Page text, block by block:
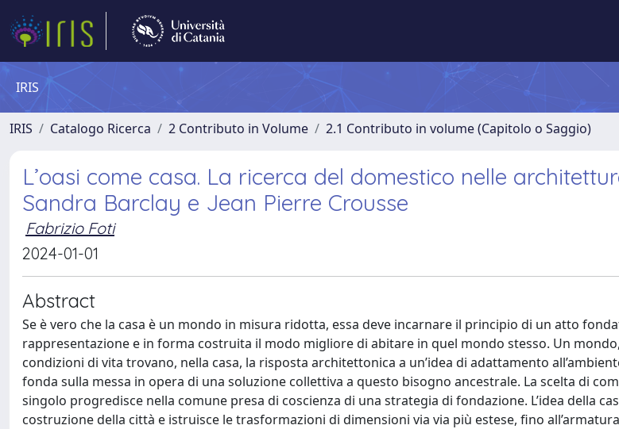
IRIS
IRIS Catalogo Ricerca 2 Contributo in Volume 2.1 Contributo in volume (Capitolo o Saggio)
L’oasi come casa. La ricerca del domestico nelle
Sandra Barclay e Jean Pierre Crousse
Fabrizio Foti
2024-01-01
Abstract
Se è vero che la casa è un mondo in misura ridotta, essa deve incarnare il principio di un atto
rappresentazione e in forma costruita il modo migliore di abitare in quel mondo stesso. Un
condizioni di vita trovano, nella casa, la risposta architettonica a un’idea di adattamento
fonda sulla messa in opera di una soluzione collettiva a questo bisogno ancestrale. La scelta di
singolo progredisce nella comune presa di coscienza di una strategia di fondazione. L’idea della
costruzione della città e istruisce le trasformazioni di dimensioni via via più estese, fino